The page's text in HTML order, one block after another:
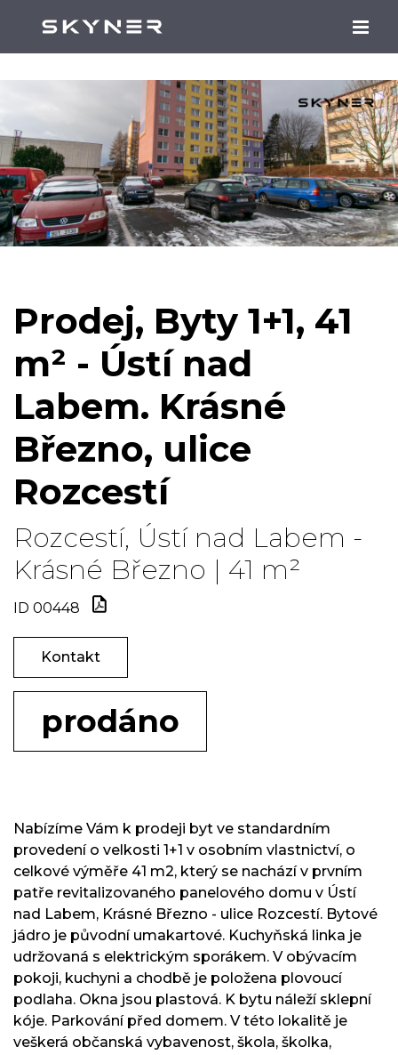
Prodej, Byty 1+1, 41
m² - Ústí nad
Labem. Krásné
Březno, ulice
Rozcestí
Rozcestí, Ústí nad Labem -
Krásné Březno | 41 m²
ID 00448
Kontakt
prodáno
Nabízíme Vám k prodeji byt ve standardním
provedení o velkosti 1+1 v osobním vlastnictví, o
celkové výměře 41 m2, který se nachází v prvním
patře revitalizovaného panelového domu v Ústí
nad Labem, Krásné Březno - ulice Rozcestí. Bytové
jádro je původní umakartové. Kuchyňská linka je
udržovaná s elektrickým sporákem. V obývacím
pokoji, kuchyni a chodbě je položena plovoucí
podlaha. Okna jsou plastová. K bytu náleží sklepní
kóje. Parkování před domem. V této lokalitě je
veškerá občanská vybavenost, škola, školka,